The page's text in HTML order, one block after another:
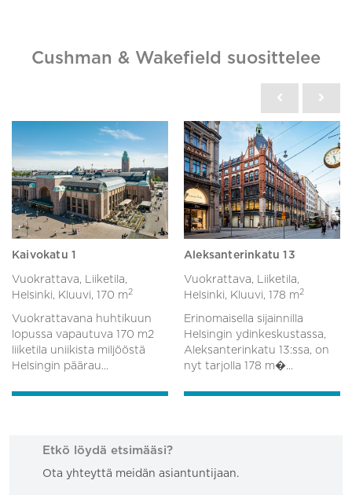
Cushman & Wakefield suosittelee
Kaivokatu 1
Vuokrattava, Liiketila,
Helsinki, Kluuvi, 170 m 2
Vuokrattavana huhtikuun
lopussa vapautuva 170 m2
liiketila uniikista miljööstä
Helsingin päärau...
Aleksanterinkatu 13
Vuokrattava, Liiketila,
Helsinki, Kluuvi, 178 m 2
Erinomaisella sijainnilla
Helsingin ydinkeskustassa,
Aleksanterinkatu 13:ssa, on
nyt tarjolla 178 m�...
Etkö löydä etsimääsi?
Ota yhteyttä meidän asiantuntijaan.